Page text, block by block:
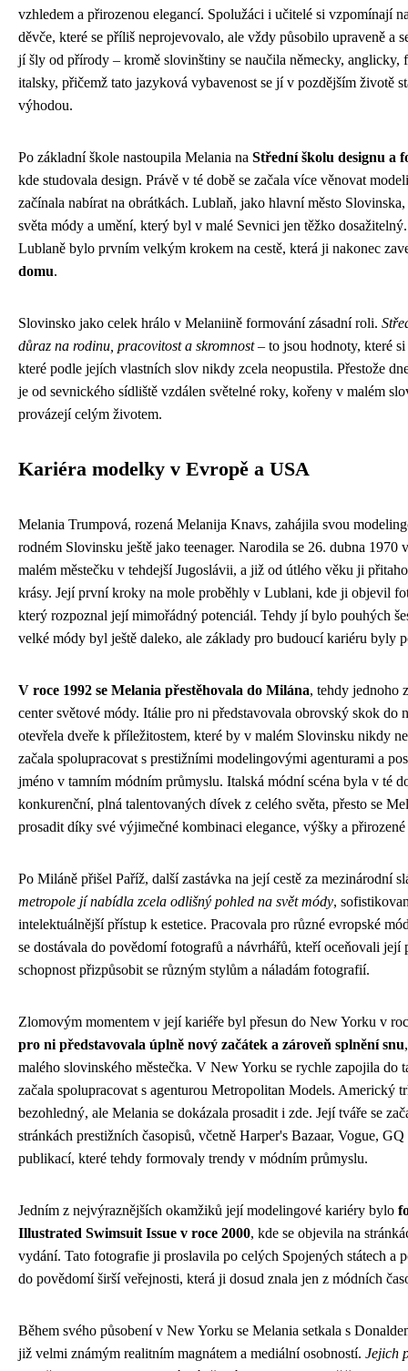
vzhledem a přirozenou elegancí. Spolužáci i učitelé si vzpomínají
děvče, které se příliš neprojevovalo, ale vždy působilo upraveně a
jí šly od přírody – kromě slovinštiny se naučila německy, anglicky,
italsky, přičemž tato jazyková vybavenost se jí v pozdějším životě
výhodou.
Po základní škole nastoupila Melania na Střední školu designu a
kde studovala design. Právě v té době se začala více věnovat
začínala nabírat na obrátkách. Lublaň, jako hlavní město
světa módy a umění, který byl v malé Sevnici jen těžko
Lublaně bylo prvním velkým krokem na cestě, která ji nakonec
domu.
Slovinsko jako celek hrálo v Melaniině formování zásadní roli.
důraz na rodinu, pracovitost a skromnost– to jsou hodnoty, které si
které podle jejích vlastních slov nikdy zcela neopustila. Přestože
je od sevnického sídliště vzdálen světelné roky, kořeny v malém
provázejí celým životem.
Kariéra modelky v Evropě a USA
Melania Trumpová, rozená Melanija Knavs, zahájila svou
rodném Slovinsku ještě jako teenager. Narodila se 26. dubna 1970
malém městečku v tehdejší Jugoslávii, a již od útlého věku ji
krásy. Její první kroky na mole proběhly v Lublani, kde ji objevil
který rozpoznal její mimořádný potenciál. Tehdy jí bylo pouhých
velké módy byl ještě daleko, ale základy pro budoucí kariéru byly
V roce 1992 se Melania přestěhovala do Milána, tehdy jednoho
center světové módy. Itálie pro ni představovala obrovský skok do
otevřela dveře k příležitostem, které by v malém Slovinsku nikdy
začala spolupracovat s prestižními modelingovými agenturami a
jméno v tamním módním průmyslu. Italská módní scéna byla v té
konkurenční, plná talentovaných dívek z celého světa, přesto se
prosadit díky své výjimečné kombinaci elegance, výšky a přirozené
Po Miláně přišel Paříž, další zastávka na její cestě za mezinárodní
metropole jí nabídla zcela odlišný pohled na svět módy,
intelektuálnější přístup k estetice. Pracovala pro různé evropské
se dostávala do povědomí fotografů a návrhářů, kteří oceňovali její
schopnost přizpůsobit se různým stylům a náladám fotografií.
Zlomovým momentem v její kariéře byl přesun do New Yorku v
pro ni představovala úplně nový začátek a zároveň splnění snu
malého slovinského městečka. V New Yorku se rychle zapojila do
začala spolupracovat s agenturou Metropolitan Models. Americký
bezohledný, ale Melania se dokázala prosadit i zde. Její tváře se
stránkách prestižních časopisů, včetně Harper's Bazaar, Vogue,
publikací, které tehdy formovaly trendy v módním průmyslu.
Jedním z nejvýraznějších okamžiků její modelingové kariéry bylo
Illustrated Swimsuit Issue v roce 2000, kde se objevila na
vydání. Tato fotografie ji proslavila po celých Spojených státech a
do povědomí širší veřejnosti, která ji dosud znala jen z módních
Během svého působení v New Yorku se Melania setkala s
již velmi známým realitním magnátem a mediální osobností. Jejich